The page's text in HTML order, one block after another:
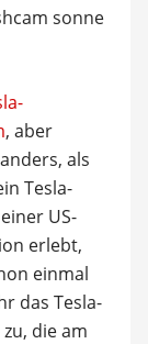
, aber
als
Tesla-
US-
erlebt,
einmal
das Tesla-
die am